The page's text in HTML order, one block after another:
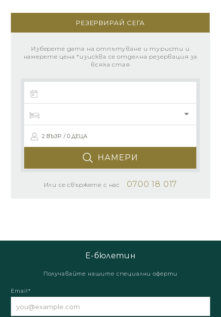
РЕЗЕРВИРАЙ СЕГА
Изберете дата на отпътуване и туристи и
намерете цена *изисква се отделна резервация за
всяка стая
2 ВЪЗР. / 0 ДЕЦА
НАМЕРИ
Или се свържете с нас 0700 18 017
Е-бюлетин
Получавайте нашите специални оферти
Email*